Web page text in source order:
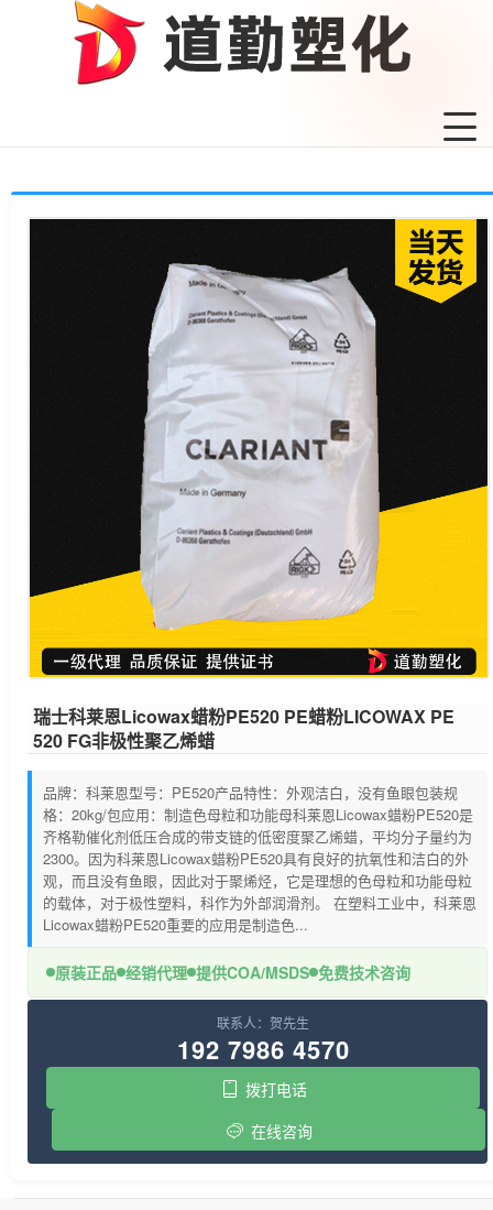
瑞士科莱恩Licowax蜡粉PE520 PE蜡粉LICOWAX PE
520 FG非极性聚乙烯蜡
品牌：科莱恩型号：PE520产品特性：外观洁白，没有鱼眼包装规
格：20kg/包应用：制造色母粒和功能母科莱恩Licowax蜡粉PE520是
齐格勒催化剂低压合成的带支链的低密度聚乙烯蜡，平均分子量约为
2300。因为科莱恩Licowax蜡粉PE520具有良好的抗氧性和洁白的外
观，而且没有鱼眼，因此对于聚烯烃，它是理想的色母粒和功能母粒
的载体，对于极性塑料，科作为外部润滑剂。 在塑料工业中，科莱恩
Licowax蜡粉PE520重要的应用是制造色...
原装正品 经销代理 提供COA/MSDS 免费技术咨询
联系人：贺先生
192 7986 4570
拨打电话
在线咨询